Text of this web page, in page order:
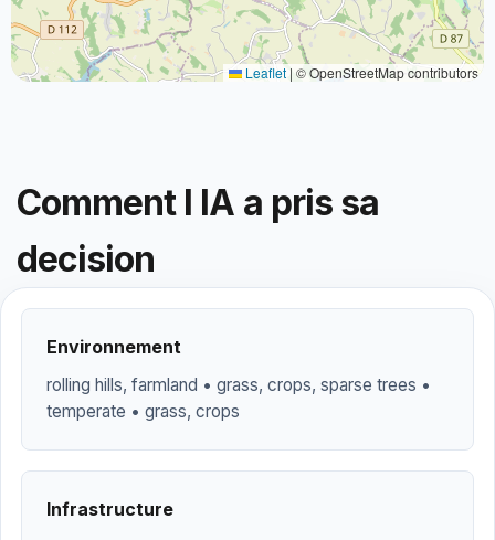
Leaflet | © OpenStreetMap contributors
Comment l IA a pris sa
decision
Environnement
rolling hills, farmland • grass, crops, sparse trees •
temperate • grass, crops
Infrastructure